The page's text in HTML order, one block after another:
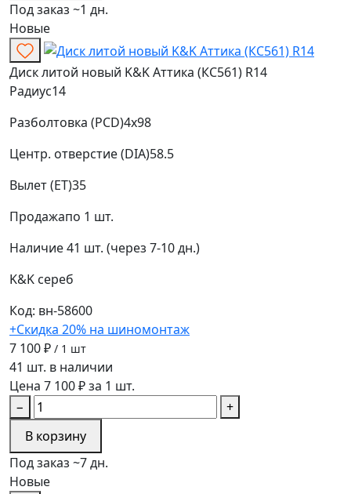
Под заказ ~1 дн.
Новые
Диск литой новый K&K Аттика (КС561) R14
Радиус14
Разболтовка (PCD)4x98
Центр. отверстие (DIA)58.5
Вылет (ET)35
Продажапо 1 шт.
Наличие41 шт. (через 7-10 дн.)
K&K сереб
Код: вн-58600
+Скидка 20% на шиномонтаж
7 100 ₽ / 1 шт
41 шт. в наличии
Цена 7 100 ₽ за 1 шт.
−
+
В корзину
Под заказ ~7 дн.
Новые